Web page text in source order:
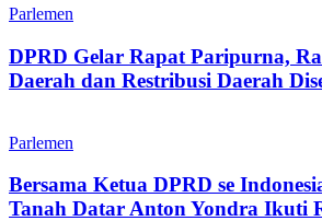
Parlemen
DPRD Gelar Rapat Paripurna,
Daerah dan Restribusi Daerah
Parlemen
Bersama Ketua DPRD se
Tanah Datar Anton Yondra Ikuti